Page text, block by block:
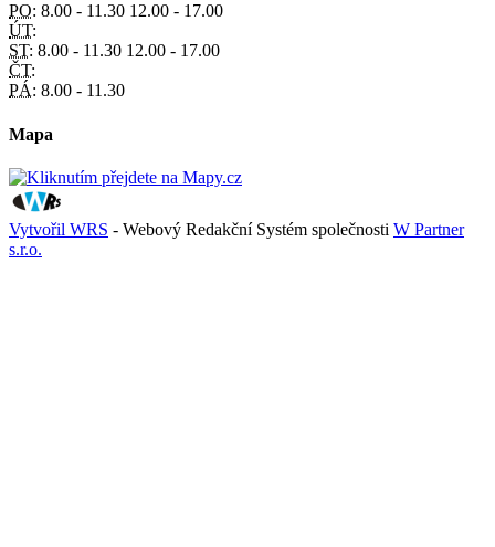
PO: 8.00 - 11.30 12.00 - 17.00
ÚT:
ST: 8.00 - 11.30 12.00 - 17.00
ČT:
PÁ: 8.00 - 11.30
Mapa
Vytvořil WRS - Webový Redakční Systém společnosti W Partner
s.r.o.